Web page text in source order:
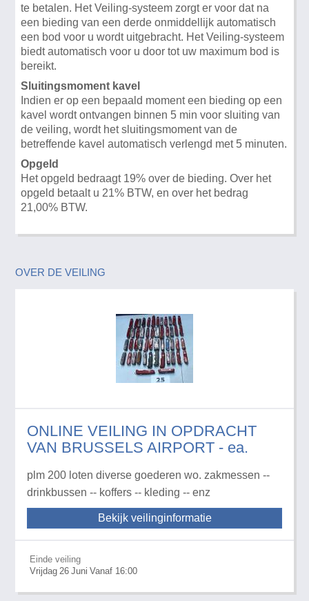
te betalen. Het Veiling-systeem zorgt er voor dat na
een bieding van een derde onmiddellijk automatisch
een bod voor u wordt uitgebracht. Het Veiling-systeem
biedt automatisch voor u door tot uw maximum bod is
bereikt.
Sluitingsmoment kavel
Indien er op een bepaald moment een bieding op een
kavel wordt ontvangen binnen 5 min voor sluiting van
de veiling, wordt het sluitingsmoment van de
betreffende kavel automatisch verlengd met 5 minuten.
Opgeld
Het opgeld bedraagt 19% over de bieding. Over het
opgeld betaalt u 21% BTW, en over het bedrag
21,00% BTW.
OVER DE VEILING
ONLINE VEILING IN OPDRACHT
VAN BRUSSELS AIRPORT - ea.
plm 200 loten diverse goederen wo. zakmessen --
drinkbussen -- koffers -- kleding -- enz
Bekijk veilinginformatie
Einde veiling
Vrijdag 26 Juni Vanaf 16:00